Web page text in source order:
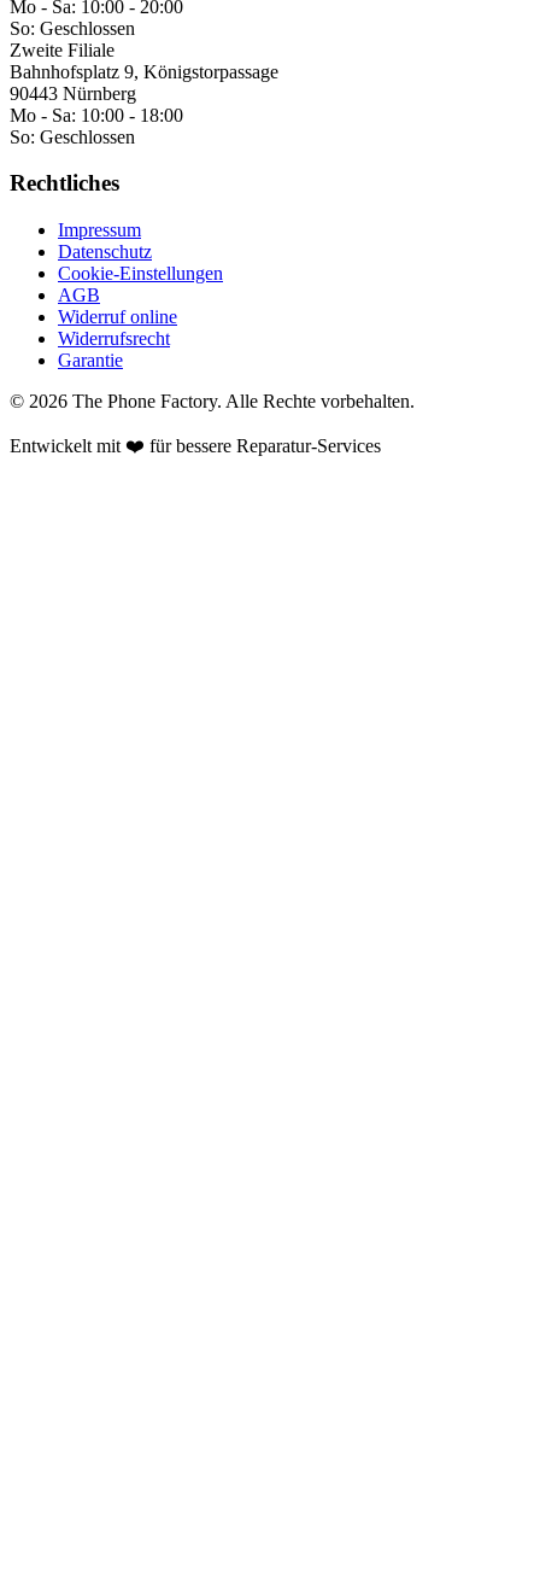
Mo - Sa: 10:00 - 20:00
So: Geschlossen
Zweite Filiale
Bahnhofsplatz 9, Königstorpassage
90443 Nürnberg
Mo - Sa: 10:00 - 18:00
So: Geschlossen
Rechtliches
Impressum
Datenschutz
Cookie-Einstellungen
AGB
Widerruf online
Widerrufsrecht
Garantie
© 2026 The Phone Factory. Alle Rechte vorbehalten.
Entwickelt mit ❤️ für bessere Reparatur-Services